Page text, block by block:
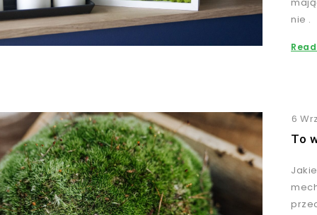
nie .
6
To